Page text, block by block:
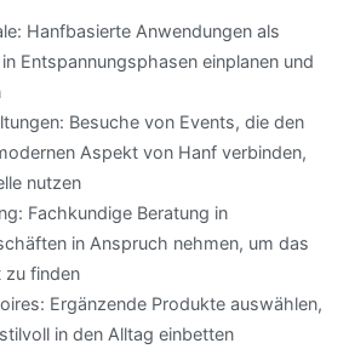
Hanfbasierte Anwendungen als
Entspannungsphasen einplanen und
Besuche von Events, die den
Aspekt von Hanf verbinden,
nutzen
Fachkundige Beratung in
in Anspruch nehmen, um das
zu finden
Ergänzende Produkte auswählen,
in den Alltag einbetten